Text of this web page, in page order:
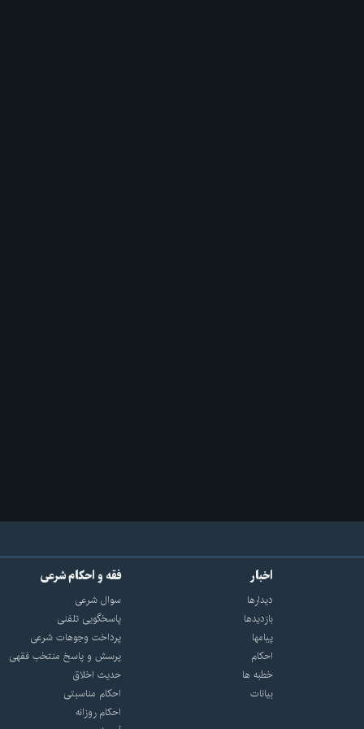
اخبار
دیدارها
بازديدها
پيامها
احكام
خطبه ها
بیانات
فقه و احکام شرعی
سوال شرعی
پاسخگویی تلفنی
پرداخت وجوهات شرعی
پرسش و پاسخ منتخب فقهی
حدیث اخلاق
احکام مناسبتی
احکام روزانه